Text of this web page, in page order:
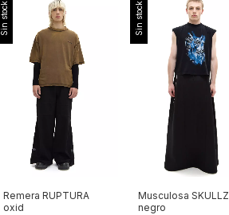
Sin stock
Remera RUPTURA
oxid
Sin stock
Musculosa SKULLZ
negro